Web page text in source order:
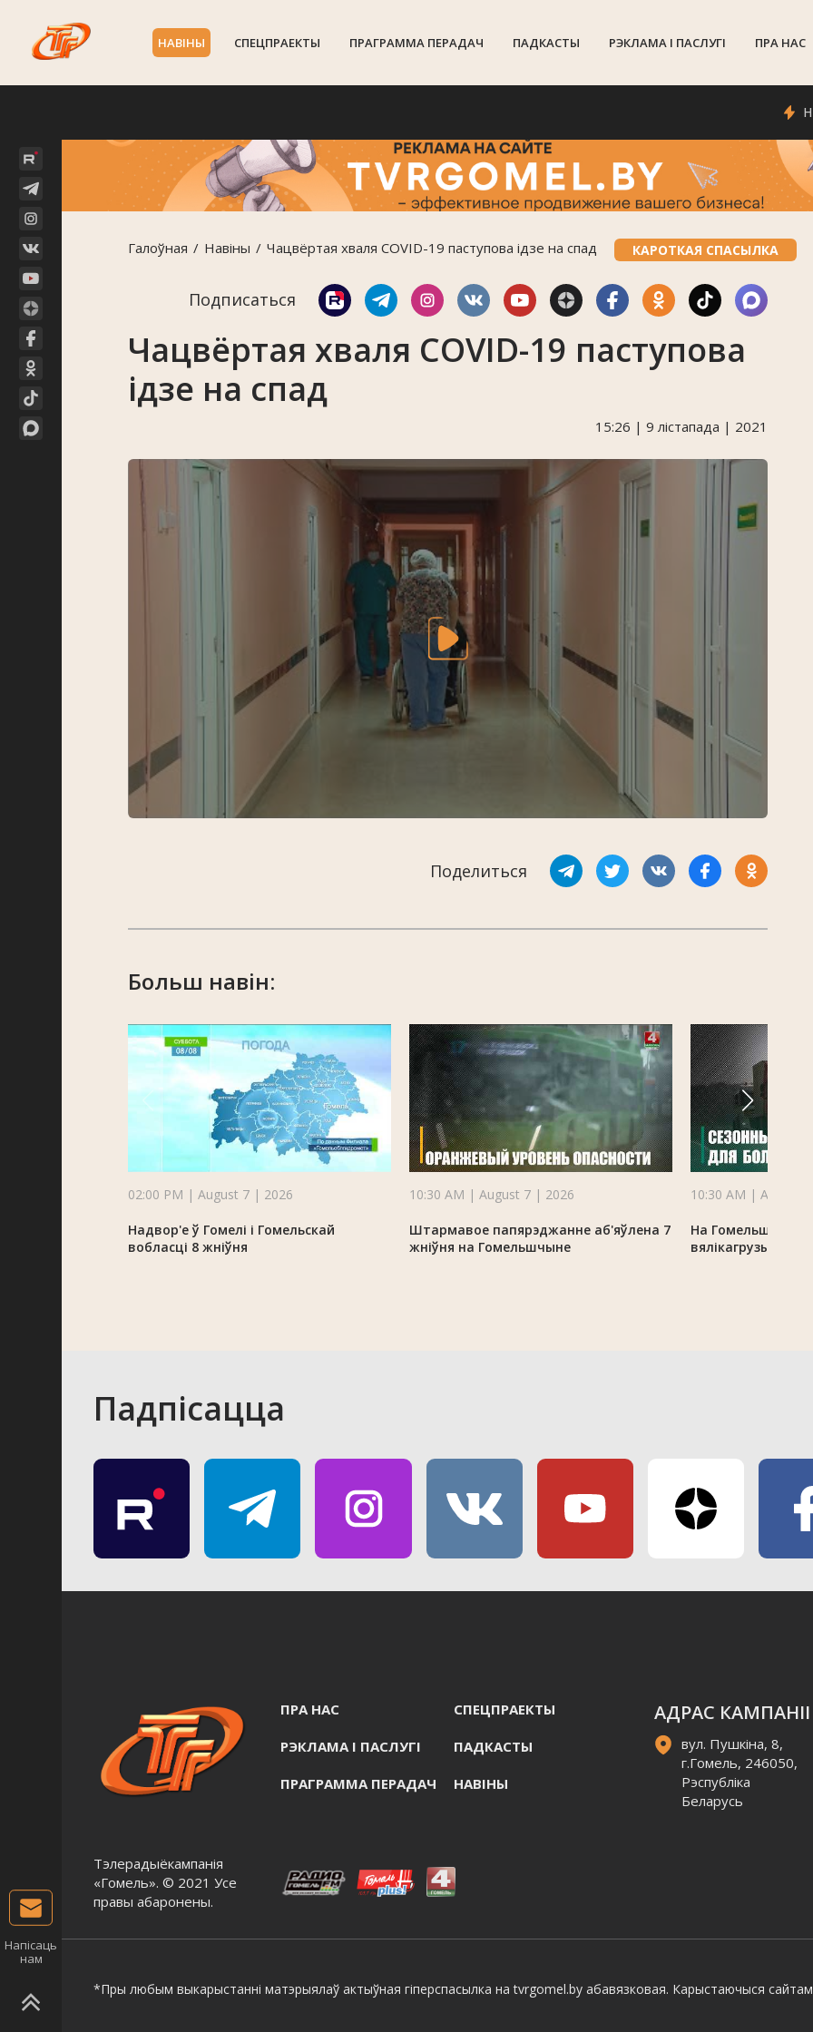
НАВIНЫ СПЕЦПРАЕКТЫ ПРАГРАММА ПЕРАДАЧ ПАДКАСТЫ РЭКЛАМА I ПАСЛУГI ПРА НАС
Галоўная Навiны Чацвёртая хваля COVID-19 паступова ідзе на спад КАРОТКАЯ СПАСЫЛКА
Подписаться
Чацвёртая хваля COVID-19 паступова
ідзе на спад
15:26 | 9 лістапада | 2021
Поделиться
Больш навін:
02:00 PM | August 7 | 2026
Надвор'е ў Гомелі і Гомельскай
вобласці 8 жніўня
10:30 AM | August 7 | 2026
Штармавое папярэджанне аб'яўлена 7
жніўня на Гомельшчыне
10:30 AM | August 7
На Гомельшчыне
вялікагрузы з-за
Падпісацца
Тэлерадыёкампанія
«Гомель». © 2021 Усе
правы абаронены.
ПРА НАС СПЕЦПРАЕКТЫ
РЭКЛАМА I ПАСЛУГI ПАДКАСТЫ
ПРАГРАММА ПЕРАДАЧ НАВIНЫ
АДРАС КАМПАНІІ
вул. Пушкіна, 8,
г.Гомель, 246050,
Рэспубліка
Беларусь
*Пры любым выкарыстанні матэрыялаў актыўная гіперспасылка на tvrgomel.by абавязковая. Карыстаючыся
Напісаць
нам